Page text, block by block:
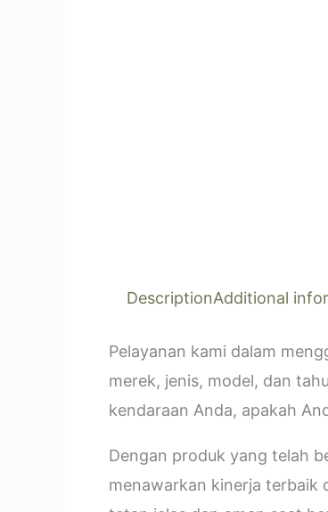
DescriptionAdditional
Pelayanan kami dalam
merek, jenis, model, dan
kendaraan Anda, apakah
Dengan produk yang telah
menawarkan kinerja terbaik